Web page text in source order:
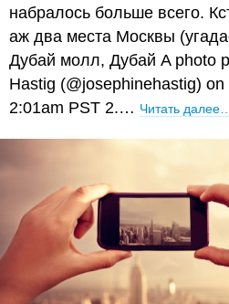
набралось больше всего.
аж два места Москвы
Дубай молл, Дубай A photo
Hastig (@josephinehastig)
2:01am PST 2.… Читать